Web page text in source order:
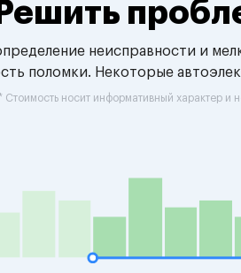
Решить
неисправности и
поломки. Некоторые
Стоимость носит информативный характер и